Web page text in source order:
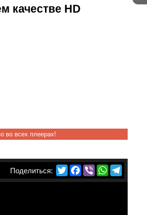
качестве HD
во всех плеерах!
TwitterFacebook
ViberWhatsApp
Telegram